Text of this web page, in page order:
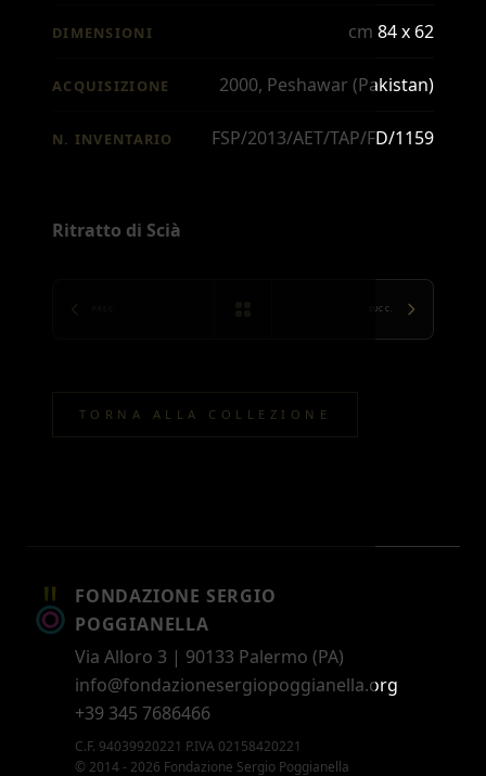
DIMENSIONI cm 84 x 62
ACQUISIZIONE 2000, Peshawar (Pakistan)
N. INVENTARIO FSP/2013/AET/TAP/FD/1159
Ritratto di Scià
SUCC.
TORNA ALLA COLLEZIONE
FONDAZIONE SERGIO
POGGIANELLA
Via Alloro 3 | 90133 Palermo (PA)
info@fondazionesergiopoggianella.org
+39 345 7686466
C.F. 94039920221 P.IVA 02158420221
© 2014 - 2026 Fondazione Sergio Poggianella